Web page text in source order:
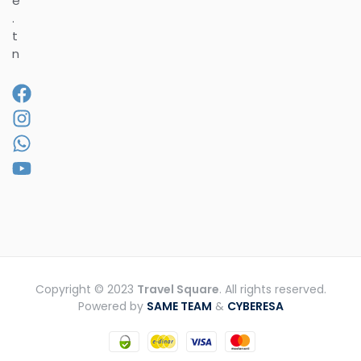
.
t
n
Copyright © 2023 Travel Square. All rights reserved.
Powered by SAME TEAM & CYBERESA